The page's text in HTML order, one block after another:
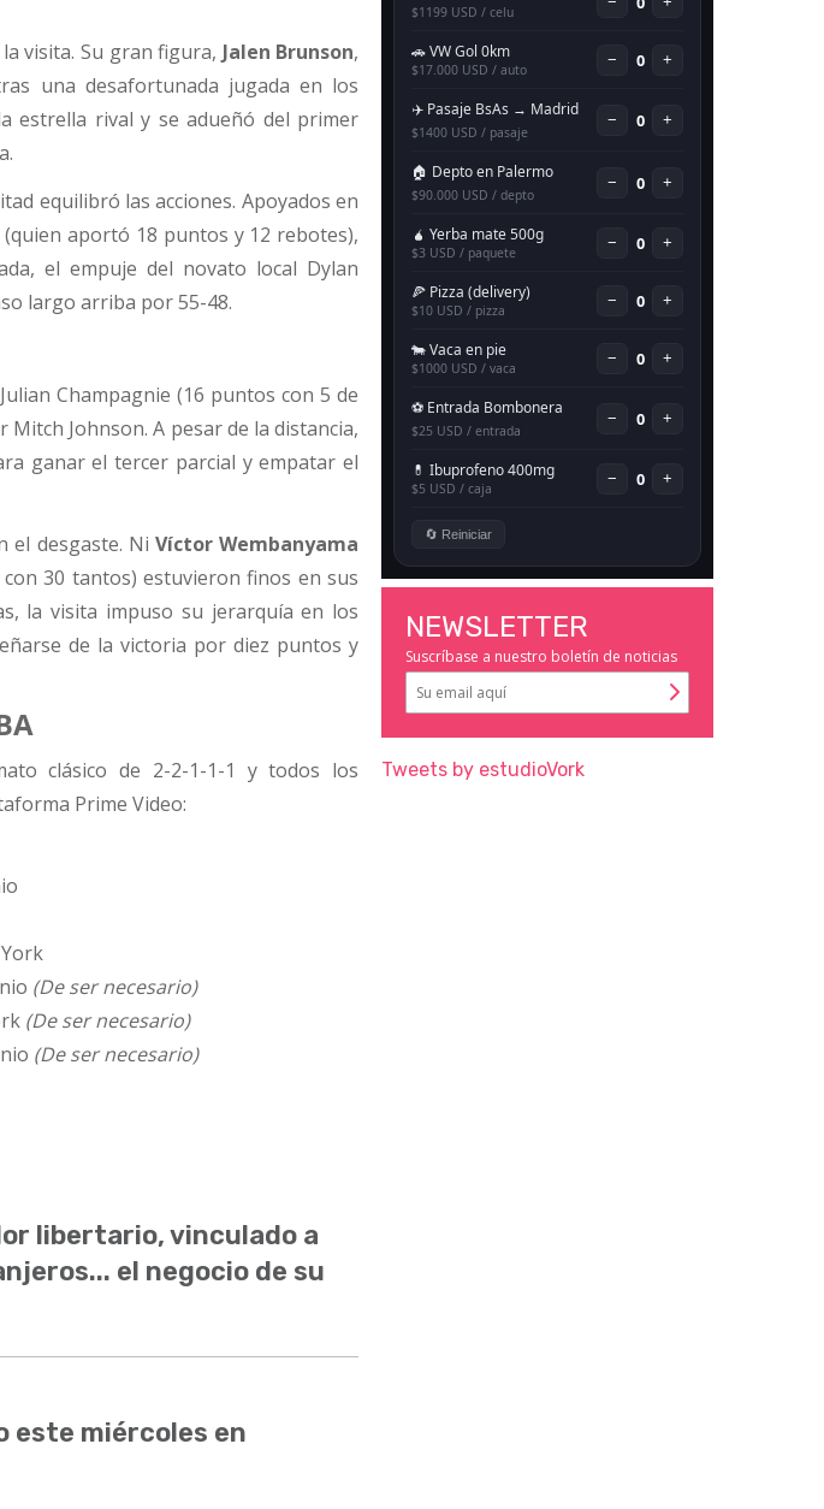
visita. Su gran figura, Jalen Brunson,
una desafortunada jugada en los
estrella rival y se adueñó del primer
equilibró las acciones. Apoyados en
aportó 18 puntos y 12 rebotes),
el empuje del novato local Dylan
largo arriba por 55-48.
Champagnie (16 puntos con 5 de
Johnson. A pesar de la distancia,
ganar el tercer parcial y empatar el
el desgaste. Ni Víctor Wembanyama
30 tantos) estuvieron finos en sus
la visita impuso su jerarquía en los
de la victoria por diez puntos y
clásico de 2-2-1-1-1 y todos los
Prime Video:
(De ser necesario)
(De ser necesario)
(De ser necesario)
libertario, vinculado a
el negocio de su
este miércoles en
NEWSLETTER
Suscríbase a nuestro boletín de noticias
Tweets by estudioVork